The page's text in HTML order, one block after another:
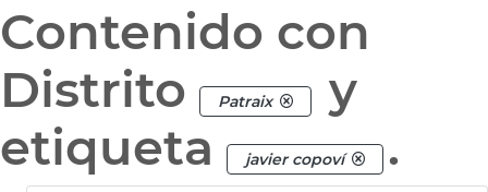
Contenido con
Distrito
Patraix
y
etiqueta
javier copoví .